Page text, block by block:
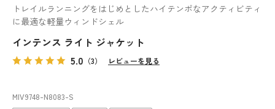
トレイルランニングをはじめとしたハイテンポなアクティビティ
に最適な軽量ウィンドシェル
インテンス ライト ジャケット
5.0 （3） レビューを見る
MIV9748-N8083-S